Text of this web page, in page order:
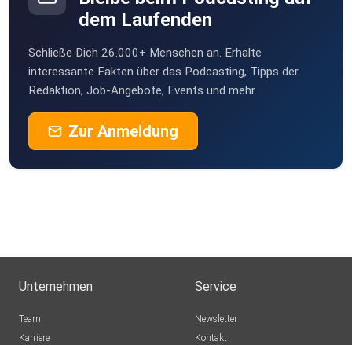
dem Laufenden
Schließe Dich 26.000+ Menschen an. Erhalte
interessante Fakten über das Podcasting, Tipps der
Redaktion, Job-Angebote, Events und mehr.
Zur Anmeldung
Unternehmen
Team
Karriere
Service
Newsletter
Kontakt